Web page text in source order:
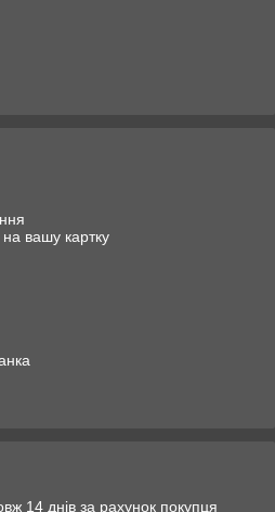
вашу картку
14 днів за рахунок покупця